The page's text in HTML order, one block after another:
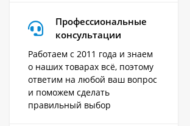
Профессиональные
консультации
Работаем с 2011 года и знаем
о наших товарах всё, поэтому
ответим на любой ваш вопрос
и поможем сделать
правильный выбор